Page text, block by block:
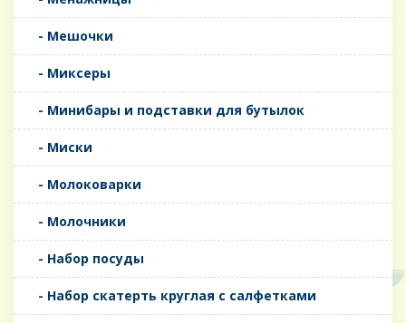
- Мешочки
- Миксеры
- Минибары и подставки для бутылок
- Миски
- Молоковарки
- Молочники
- Набор посуды
- Набор скатерть круглая с салфетками